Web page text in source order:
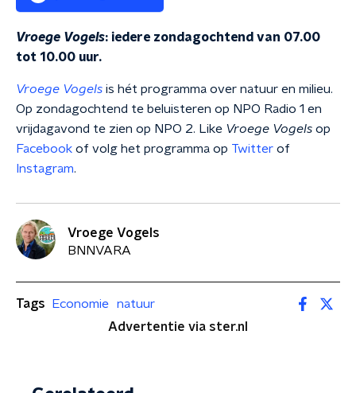
Vroege Vogels: iedere zondagochtend van 07.00
tot 10.00 uur.
Vroege Vogels is hét programma over natuur en milieu.
Op zondagochtend te beluisteren op NPO Radio 1 en
vrijdagavond te zien op NPO 2. Like Vroege Vogels op
Facebook of volg het programma op Twitter of
Instagram.
Vroege Vogels
BNNVARA
Tags Economie
natuur
Advertentie via ster.nl